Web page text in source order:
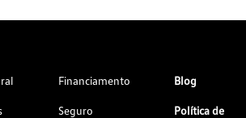
Financiamento
Seguro
Blog
Política de